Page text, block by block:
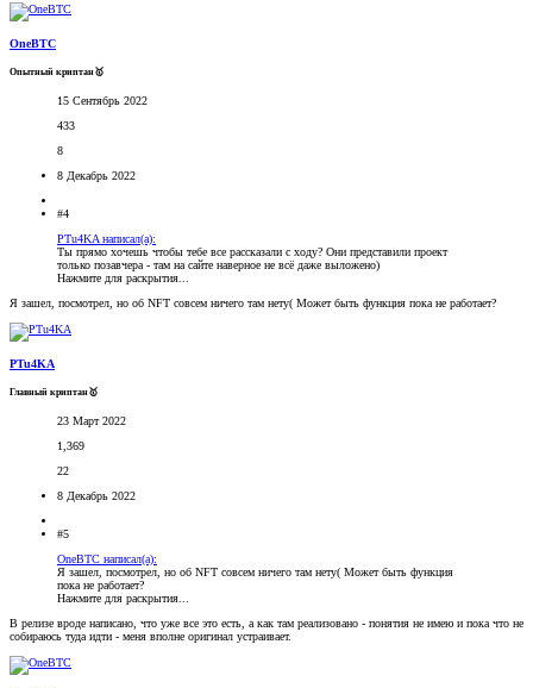
OneBTC
Опытный криптан🥇
15 Сентябрь 2022
433
8
8 Декабрь 2022
#4
PTu4KA написал(а):
Ты прямо хочешь чтобы тебе все рассказали с ходу? Они представили проект
только позавчера - там на сайте наверное не всё даже выложено)
Нажмите для раскрытия...
Я зашел, посмотрел, но об NFT совсем ничего там нету( Может быть функция пока не работает?
PTu4KA
Главный криптан🥇
23 Март 2022
1,369
22
8 Декабрь 2022
#5
OneBTC написал(а):
Я зашел, посмотрел, но об NFT совсем ничего там нету( Может быть функция
пока не работает?
Нажмите для раскрытия...
В релизе вроде написано, что уже все это есть, а как там реализовано - понятия не имею и пока что не
собираюсь туда идти - меня вполне оригинал устраивает.